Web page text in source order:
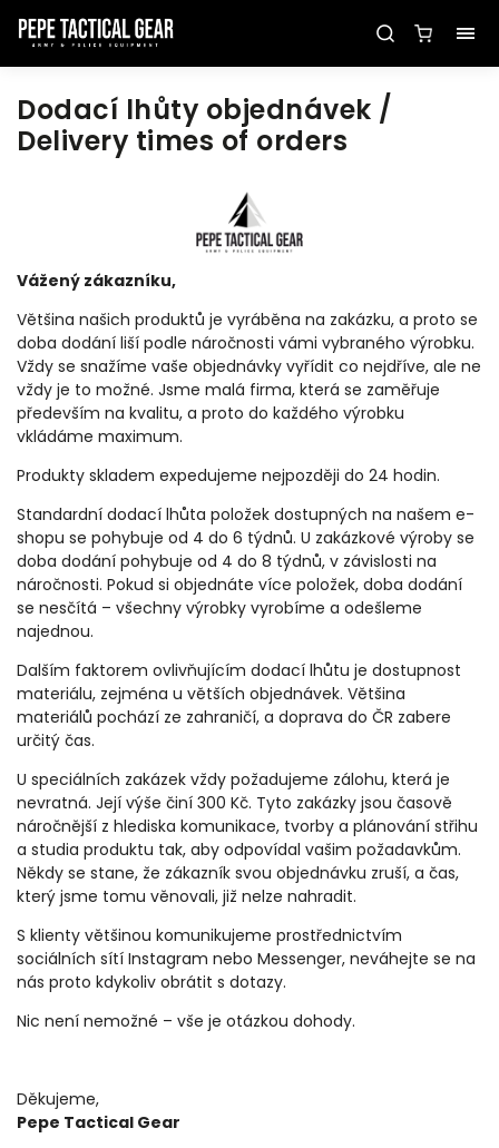
Dodací lhůty objednávek /
Delivery times of orders
Vážený zákazníku,
Většina našich produktů je vyráběna na zakázku, a proto se
doba dodání liší podle náročnosti vámi vybraného výrobku.
Vždy se snažíme vaše objednávky vyřídit co nejdříve, ale ne
vždy je to možné. Jsme malá firma, která se zaměřuje
především na kvalitu, a proto do každého výrobku
vkládáme maximum.
Produkty skladem expedujeme nejpozději do 24 hodin.
Standardní dodací lhůta položek dostupných na našem e-
shopu se pohybuje od 4 do 6 týdnů. U zakázkové výroby se
doba dodání pohybuje od 4 do 8 týdnů, v závislosti na
náročnosti. Pokud si objednáte více položek, doba dodání
se nesčítá – všechny výrobky vyrobíme a odešleme
najednou.
Dalším faktorem ovlivňujícím dodací lhůtu je dostupnost
materiálu, zejména u větších objednávek. Většina
materiálů pochází ze zahraničí, a doprava do ČR zabere
určitý čas.
U speciálních zakázek vždy požadujeme zálohu, která je
nevratná. Její výše činí 300 Kč. Tyto zakázky jsou časově
náročnější z hlediska komunikace, tvorby a plánování střihu
a studia produktu tak, aby odpovídal vašim požadavkům.
Někdy se stane, že zákazník svou objednávku zruší, a čas,
který jsme tomu věnovali, již nelze nahradit.
S klienty většinou komunikujeme prostřednictvím
sociálních sítí Instagram nebo Messenger, neváhejte se na
nás proto kdykoliv obrátit s dotazy.
Nic není nemožné – vše je otázkou dohody.
Děkujeme,
Pepe Tactical Gear